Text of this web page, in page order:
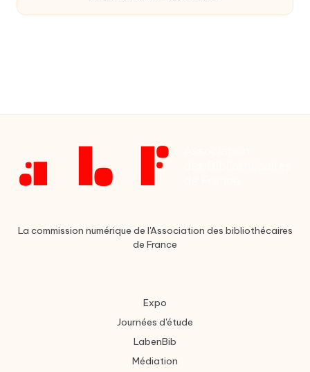
by
La commission numérique de l'Association des bibliothécaires
de France
Expo
Journées d'étude
LabenBib
Médiation